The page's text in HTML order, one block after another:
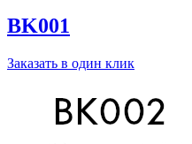
BK001
Заказать в один клик